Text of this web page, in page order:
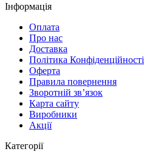
Інформація
Оплата
Про нас
Доставка
Політика Конфіденційності
Оферта
Правила повернення
Зворотній зв’язок
Карта сайту
Виробники
Акції
Категорії